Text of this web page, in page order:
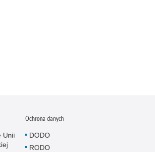
Unii
Ochrona danych
DODO
RODO